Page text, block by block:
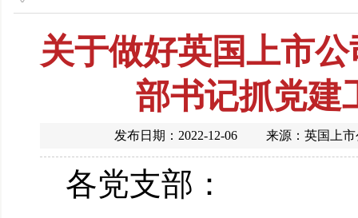
关于做好英国上市
部书记抓党建
发布日期：2022-12-06 来源：英国上
各党支部：